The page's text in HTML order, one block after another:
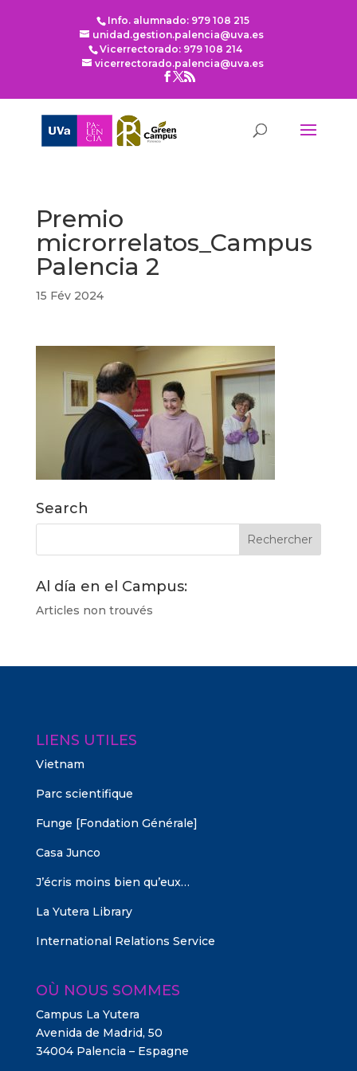
Info. alumnado: 979 108 215
unidad.gestion.palencia@uva.es
Vicerrectorado: 979 108 214
vicerrectorado.palencia@uva.es
Premio
microrrelatos_Campus
Palencia 2
15 Fév 2024
Search
Al día en el Campus:
Articles non trouvés
LIENS UTILES
Vietnam
Parc scientifique
Funge [Fondation Générale]
Casa Junco
J’écris moins bien qu’eux…
La Yutera Library
International Relations Service
OÙ NOUS SOMMES
Campus La Yutera
Avenida de Madrid, 50
34004 Palencia – Espagne